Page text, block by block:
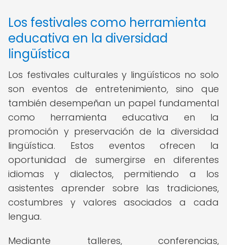
Los festivales como herramienta
educativa en la diversidad
lingüística
Los festivales culturales y lingüísticos no solo
son eventos de entretenimiento, sino que
también desempeñan un papel fundamental
como herramienta educativa en la
promoción y preservación de la diversidad
lingüística. Estos eventos ofrecen la
oportunidad de sumergirse en diferentes
idiomas y dialectos, permitiendo a los
asistentes aprender sobre las tradiciones,
costumbres y valores asociados a cada
lengua.
Mediante talleres, conferencias,